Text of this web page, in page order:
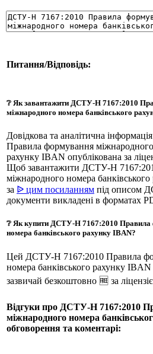
Питання/Відповідь:
❔ Як завантажити ДСТУ-Н 7167:2010
міжнародного номера банківського
Довідкова та аналітична
Правила формування міжнародного
рахунку IBAN опублікована за
Щоб завантажити ДСТУ-Н
міжнародного номера
за ᐉ цим посиланням під описом
документи викладені в форматах
❔ Як купити ДСТУ-Н 7167:2010 Правила
номера банківського рахунку IBAN?
Цей ДСТУ-Н 7167:2010 Правила
номера банківського рахунку
зазвичай безкоштовно 🆓 за
Відгуки про ДСТУ-Н 7167:2010
міжнародного номера
обговорення та коментарі: